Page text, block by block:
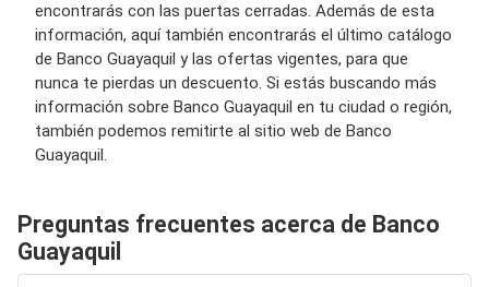
encontrarás con las puertas cerradas. Además de esta
información, aquí también encontrarás el último catálogo
de Banco Guayaquil y las ofertas vigentes, para que
nunca te pierdas un descuento. Si estás buscando más
información sobre Banco Guayaquil en tu ciudad o región,
también podemos remitirte al sitio web de Banco
Guayaquil.
Preguntas frecuentes acerca de Banco
Guayaquil